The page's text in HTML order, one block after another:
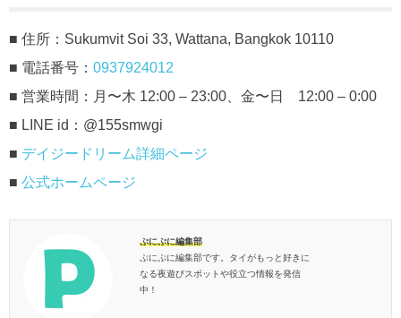
■ 住所：Sukumvit Soi 33, Wattana, Bangkok 10110
■ 電話番号： 0937924012
■ 営業時間：月〜木 12:00 – 23:00、金〜日 12:00 – 0:00
■ LINE id：@155smwgi
■ デイジードリーム詳細ページ
■ 公式ホームページ
ぷにぷに編集部
ぷにぷに編集部です。タイがもっと好きに
なる夜遊びスポットや役立つ情報を発信
中！